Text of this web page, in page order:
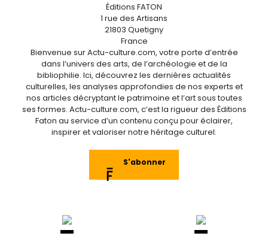
Éditions FATON
1 rue des Artisans
21803 Quetigny
France
Bienvenue sur Actu-culture.com, votre porte d’entrée
dans l’univers des arts, de l’archéologie et de la
bibliophilie. Ici, découvrez les dernières actualités
culturelles, les analyses approfondies de nos experts et
nos articles décryptant le patrimoine et l’art sous toutes
ses formes. Actu-culture.com, c’est la rigueur des Éditions
Faton au service d’un contenu conçu pour éclairer,
inspirer et valoriser notre héritage culturel.
S'abonner